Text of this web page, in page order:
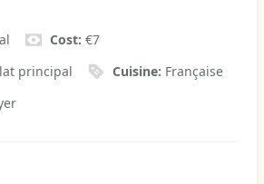
Cost:€7
principal Cuisine: Française